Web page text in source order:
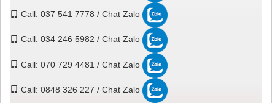
Call: 037 541 7778 / Chat Zalo
Call: 034 246 5982 / Chat Zalo
Call: 070 729 4481 / Chat Zalo
Call: 0848 326 227 / Chat Zalo